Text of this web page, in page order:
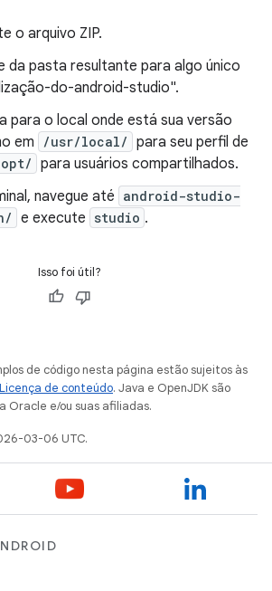
o arquivo ZIP.
da pasta resultante para algo único
do-android-studio".
para o local onde está sua versão
em
/usr/local/ para seu perfil de
para usuários compartilhados.
navegue até android-studio-
e execute studio .
Isso foi útil?
de código nesta página estão sujeitos às
Licença de conteúdo. Java e OpenJDK são
Oracle e/ou suas afiliadas.
03-06 UTC.